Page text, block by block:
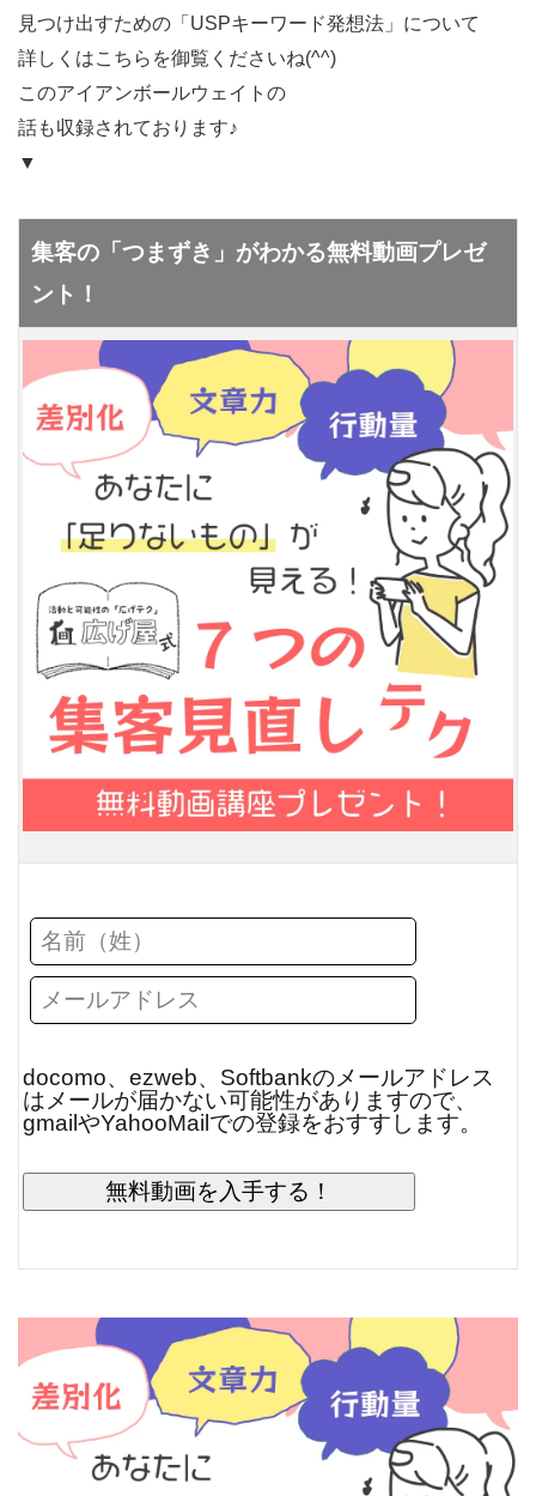
見つけ出すための「USPキーワード発想法」について
詳しくはこちらを御覧くださいね(^^)
このアイアンボールウェイトの
話も収録されております♪
▼
集客の「つまずき」がわかる無料動画プレゼ
ント！
docomo、ezweb、Softbankのメールアドレス
はメールが届かない可能性がありますので、
gmailやYahooMailでの登録をおすすします。